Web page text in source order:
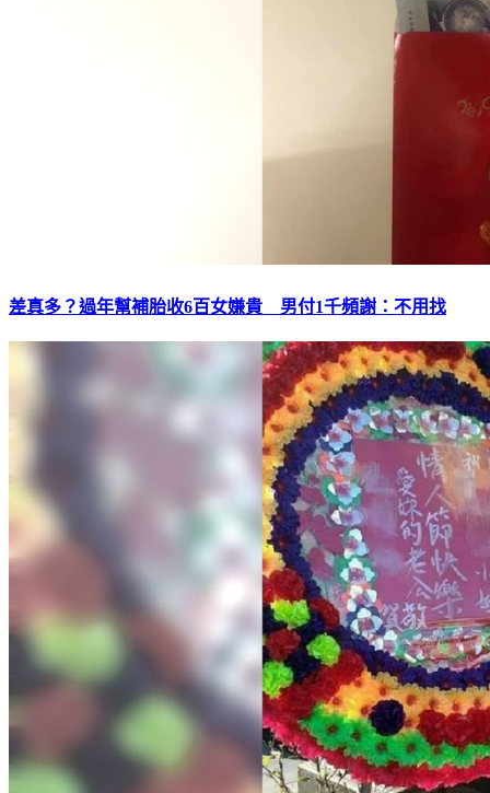
差真多？過年幫補胎收6百女嫌貴 男付1千頻謝：不用找